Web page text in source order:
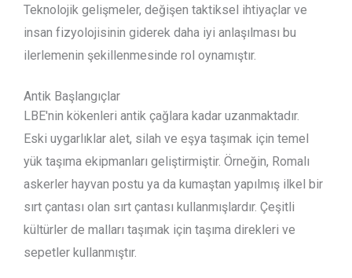
Teknolojik gelişmeler, değişen taktiksel ihtiyaçlar ve
insan fizyolojisinin giderek daha iyi anlaşılması bu
ilerlemenin şekillenmesinde rol oynamıştır.
Antik Başlangıçlar
LBE'nin kökenleri antik çağlara kadar uzanmaktadır.
Eski uygarlıklar alet, silah ve eşya taşımak için temel
yük taşıma ekipmanları geliştirmiştir. Örneğin, Romalı
askerler hayvan postu ya da kumaştan yapılmış ilkel bir
sırt çantası olan sırt çantası kullanmışlardır. Çeşitli
kültürler de malları taşımak için taşıma direkleri ve
sepetler kullanmıştır.